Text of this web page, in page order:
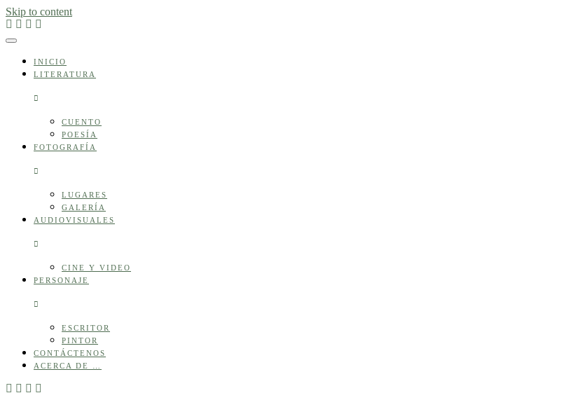
Skip to content
INICIO
LITERATURA
CUENTO
POESÍA
FOTOGRAFÍA
LUGARES
GALERÍA
AUDIOVISUALES
CINE Y VIDEO
PERSONAJE
ESCRITOR
PINTOR
CONTÁCTENOS
ACERCA DE …